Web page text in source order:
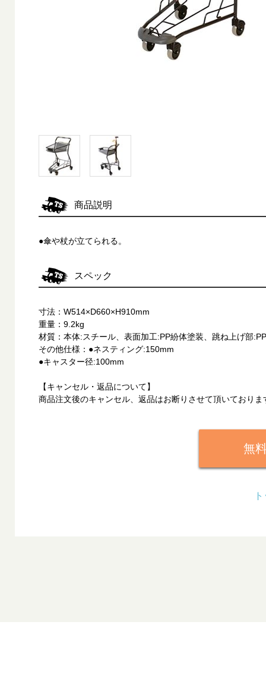
商品説明
●傘や杖が立てられる。
スペック
寸法：W514×D660×H910mm
重量：9.2kg
材質：本体:スチール、表面加工:PP紛体塗装、跳ね上げ部
その他仕様：●ネスティング:150mm
●キャスター径:100mm
【キャンセル・返品について】
商品注文後のキャンセル、返品はお断りさせて頂いており
無